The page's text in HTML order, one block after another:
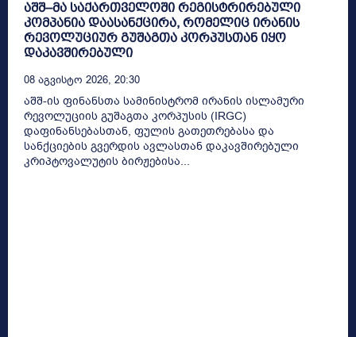
აშშ–მა საქართველოში რეგისტრირებული
კომპანია დაასანქცირა, რომელიც ირანის
რევოლუციურ გუშაგთა კორპუსთან იყო
დაკავშირებული
08 Აგვისტო 2026, 20:30
აშშ-ის ფინანსთა სამინისტრომ ირანის ისლამური
რევოლუციის გუშაგთა კორპუსის (IRGC)
დაფინანსებასთან, ფულის გათეთრებასა და
სანქციების გვერდის ავლასთან დაკავშირებული
კრიპტოვალუტის ბირჟებისა...